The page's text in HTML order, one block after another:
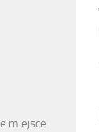
miejsce